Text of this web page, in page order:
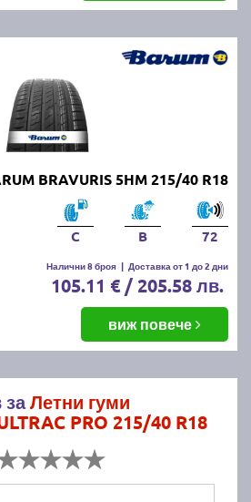
BRAVURIS 5HM 215/40 R18
C B 72
Налични 8 броя | Доставка от 1 до 2 дни
105.11 € / 205.58 лв.
виж повече
заЛетни гуми
PRO 215/40 R18